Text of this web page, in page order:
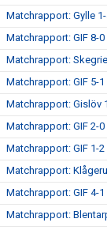
Matchrapport: Gylle 1-
Matchrapport: GIF 8-
Matchrapport:
Matchrapport: GIF 5-
Matchrapport: Gislöv
Matchrapport: GIF 2-
Matchrapport: GIF 1-
Matchrapport:
Matchrapport: GIF 4-1
Matchrapport: